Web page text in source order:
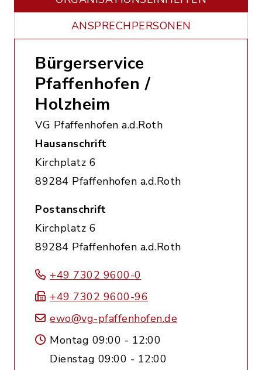
ANSPRECHPERSONEN
Bürgerservice
Pfaffenhofen /
Holzheim
VG Pfaffenhofen a.d.Roth
Hausanschrift
Kirchplatz 6
89284 Pfaffenhofen a.d.Roth
Postanschrift
Kirchplatz 6
89284 Pfaffenhofen a.d.Roth
+49 7302 9600-0
+49 7302 9600-96
ewo@vg-pfaffenhofen.de
Montag 09:00 - 12:00
Dienstag 09:00 - 12:00